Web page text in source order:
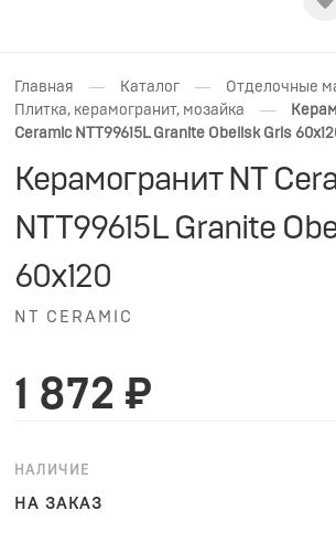
Главная — Каталог — Отделочные
Плитка, керамогранит, мозайка —
Ceramic NTT99615L Granite Obelisk Gris
Керамогранит NT
NTT99615L Granite
60x120
NT CERAMIC
1 872 ₽
НАЛИЧИЕ
НА ЗАКАЗ